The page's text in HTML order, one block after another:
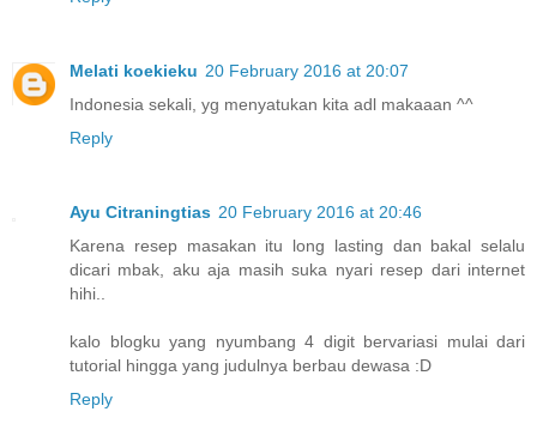
Melati koekieku 20 February 2016 at 20:07
Indonesia sekali, yg menyatukan kita adl makaaan ^^
Reply
Ayu Citraningtias 20 February 2016 at 20:46
Karena resep masakan itu long lasting dan bakal selalu
dicari mbak, aku aja masih suka nyari resep dari internet
hihi..
kalo blogku yang nyumbang 4 digit bervariasi mulai dari
tutorial hingga yang judulnya berbau dewasa :D
Reply